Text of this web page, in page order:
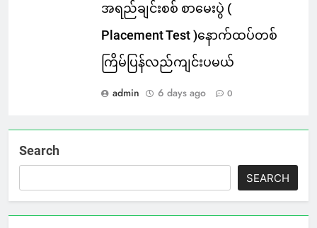
အရည်ချင်းစစ် စာမေးပွဲ (
Placement Test )နောက်ထပ်တစ်
ကြိမ်ပြန်လည်ကျင်းပမယ်
admin 6 days ago 0
Search
SEARCH